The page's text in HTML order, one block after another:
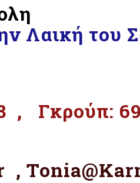
Λαική του
, Γκρούπ:
,